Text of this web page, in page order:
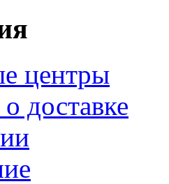
центры
доставке